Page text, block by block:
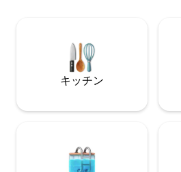
適です。メイン州の冬の魅力、春の
さ、美しい夏と秋の紅葉をSeaGlass
験してください。 許可番号： STR
-0008560キッチン